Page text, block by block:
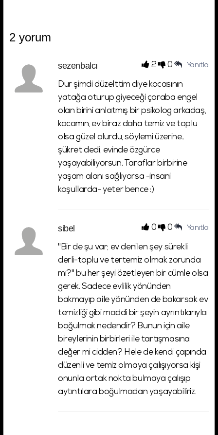
2 yorum
2 0 Yanıtla
sezenbalcı
Dur şimdi düzelttim diye kocasının
yatağa oturup giyeceği çoraba engel
olan birini anlatmış bir psikolog arkadaş,
kocamın, ev biraz daha temiz ve toplu
olsa güzel olurdu, söylemi üzerine..
şükret dedi, evinde özgürce
yaşayabiliyorsun. Taraflar birbirine
yaşam alanı sağlıyorsa -insani
koşullarda- yeter bence :)
0 0 Yanıtla
sibel
"Bir de şu var; ev denilen şey sürekli
derli-toplu ve tertemiz olmak zorunda
mı?" bu her şeyi özetleyen bir cümle olsa
gerek. Sadece evlilik yönünden
bakmayıp aile yönünden de bakarsak ev
temizliği gibi maddi bir şeyin ayrıntılarıyla
boğulmak nedendir? Bunun için aile
bireylerinin birbirleri ile tartışmasına
değer mi cidden? Hele de kendi çapında
düzenli ve temiz olmaya çalışıyorsa kişi
onunla ortak nokta bulmaya çalışıp
aytıntılara boğulmadan yaşayabiliriz.